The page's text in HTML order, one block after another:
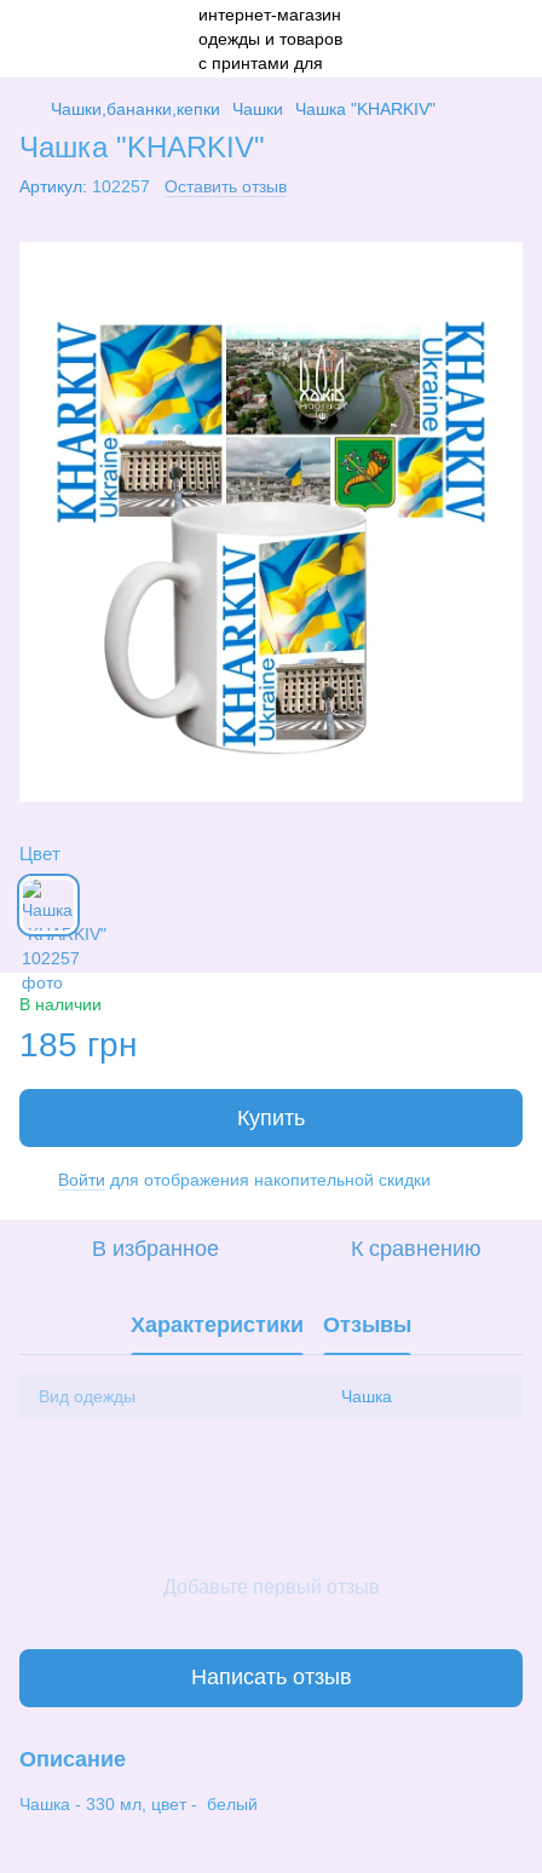
Чашки,бананки,кепки Чашки Чашка "KHARKIV"
Чашка "KHARKIV"
Артикул: 102257 Оставить отзыв
Цвет
В наличии
185 грн
Купить
Войти для отображения накопительной скидки
В избранное К сравнению
Характеристики Отзывы
Вид одежды Чашка
Добавьте первый отзыв
Написать отзыв
Описание
Чашка - 330 мл, цвет - белый